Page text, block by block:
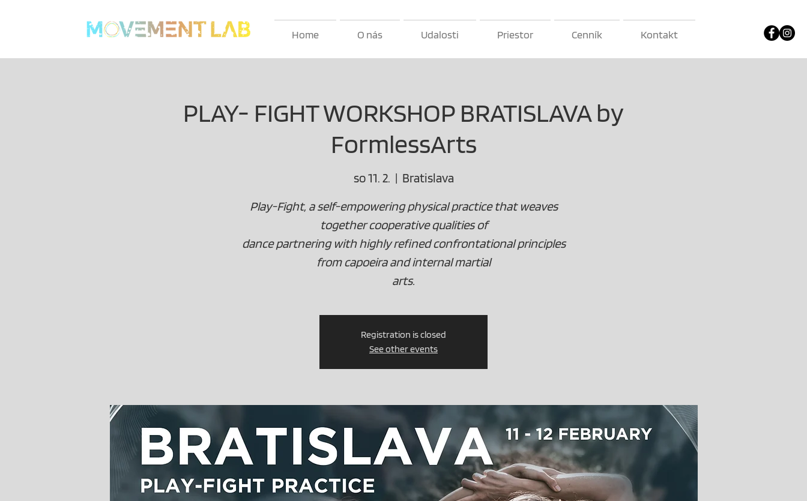
Home O nás Udalosti Priestor Cenník Kontakt
PLAY- FIGHT WORKSHOP BRATISLAVA by
FormlessArts
so 11. 2.
  |
Bratislava
Play-Fight, a self-empowering physical practice that weaves
together cooperative qualities of
dance partnering with highly refined confrontational principles
from capoeira and internal martial
arts.
Registration is closed
See other events